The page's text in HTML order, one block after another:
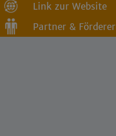
Link zur Website
Partner & Förderer